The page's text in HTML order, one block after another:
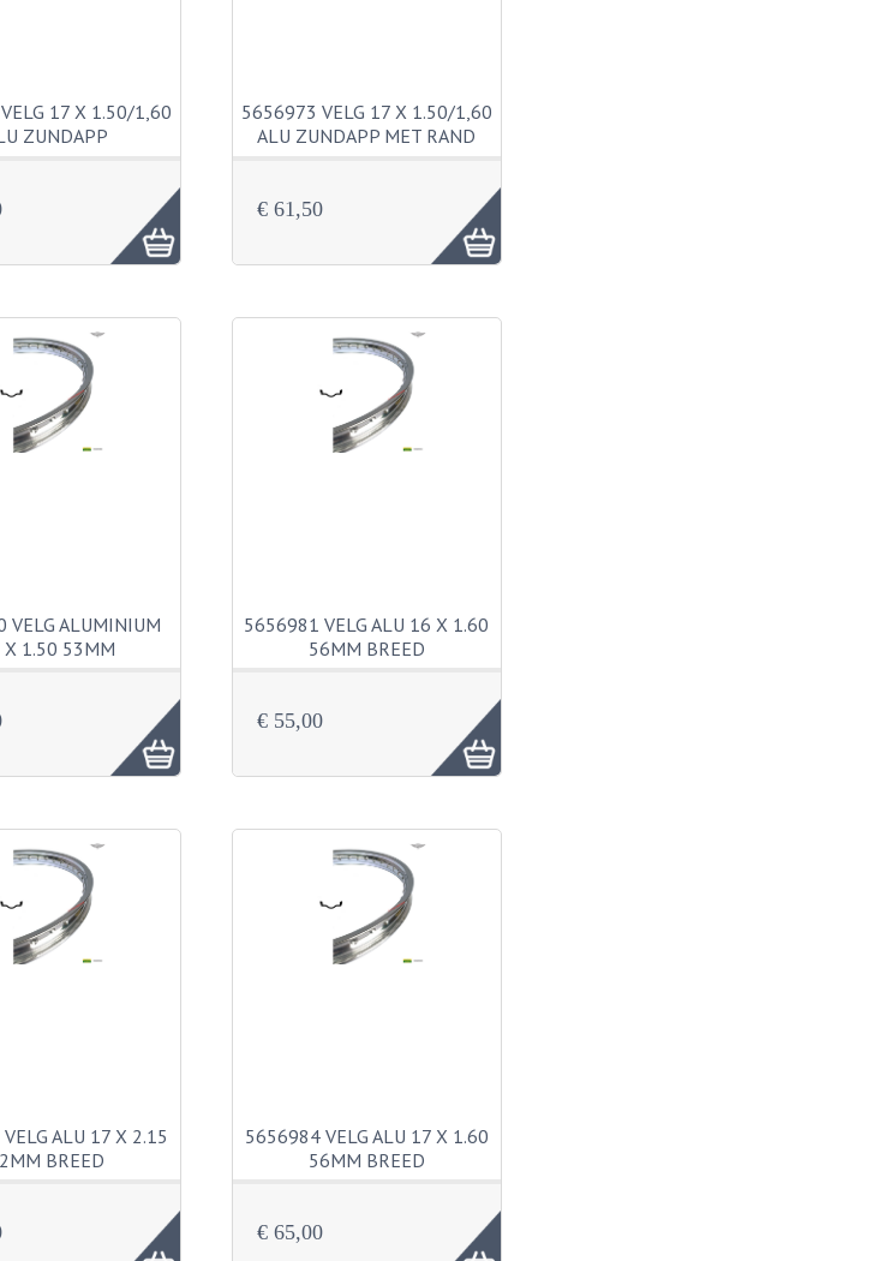
17 X 1.50/1,60
ZUNDAPP
5656973 VELG 17 X 1.50/1,60
ALU ZUNDAPP MET RAND
€ 61,50
VELG ALUMINIUM
X 1.50 53MM
5656981 VELG ALU 16 X 1.60
56MM BREED
€ 55,00
ALU 17 X 2.15
BREED
5656984 VELG ALU 17 X 1.60
56MM BREED
€ 65,00